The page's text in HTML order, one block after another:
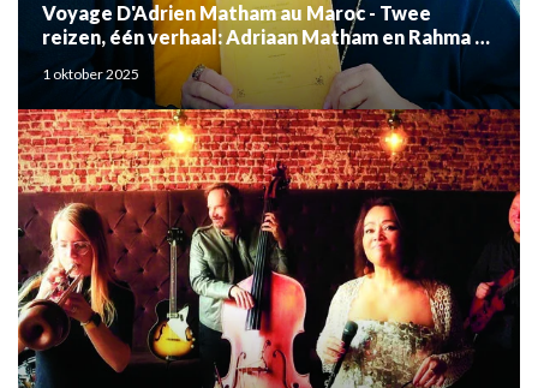
Voyage D'Adrien Matham au Maroc - Twee
reizen, één verhaal: Adriaan Matham en Rahma el
Mouden
1 oktober 2025